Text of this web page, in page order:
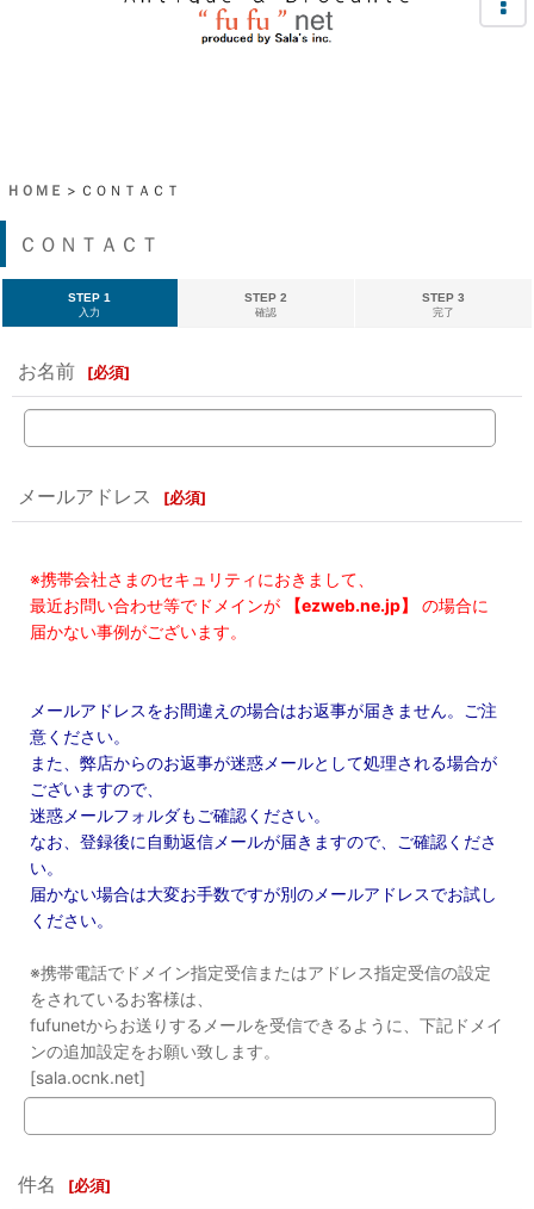
ＨＯＭＥ > ＣＯＮＴＡＣＴ
ＣＯＮＴＡＣＴ
STEP 1
入力
STEP 2
確認
STEP 3
完了
お名前 [必須]
メールアドレス [必須]
※携帯会社さまのセキュリティにおきまして、
最近お問い合わせ等でドメインが
【ezweb.ne.jp】
の場合に
届かない事例がございます。
メールアドレスをお間違えの場合はお返事が届きません。ご注
意ください。
また、弊店からのお返事が迷惑メールとして処理される場合が
ございますので、
迷惑メールフォルダもご確認ください。
なお、登録後に自動返信メールが届きますので、ご確認くださ
い。
届かない場合は大変お手数ですが別のメールアドレスでお試し
ください。
※携帯電話でドメイン指定受信またはアドレス指定受信の設定
をされているお客様は、
fufunetからお送りするメールを受信できるように、下記ドメイ
ンの追加設定をお願い致します。
[sala.ocnk.net]
件名 [必須]